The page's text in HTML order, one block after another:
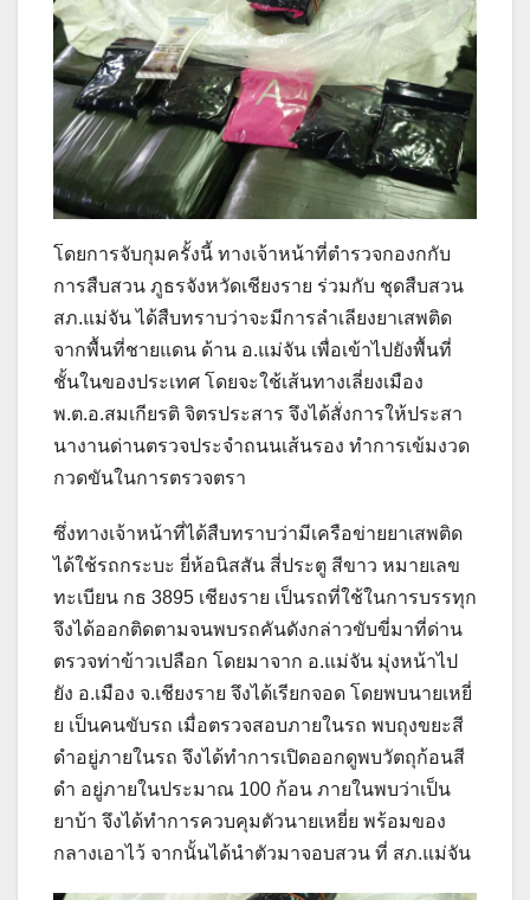
โดยการจับกุมครั้งนี้ ทางเจ้าหน้าที่ตำรวจกองกกับ
การสืบสวน ภูธรจังหวัดเชียงราย ร่วมกับ ชุดสืบสวน
สภ.แม่จัน ได้สืบทราบว่าจะมีการลำเลียงยาเสพติด
จากพื้นที่ชายแดน ด้าน อ.แม่จัน เพื่อเข้าไปยังพื้นที่
ชั้นในของประเทศ โดยจะใช้เส้นทางเลี่ยงเมือง
พ.ต.อ.สมเกียรติ จิตรประสาร จึงได้สั่งการให้ประสา
นางานด่านตรวจประจำถนนเส้นรอง ทำการเข้มงวด
กวดขันในการตรวจตรา
ซึ่งทางเจ้าหน้าที่ได้สืบทราบว่ามีเครือข่ายยาเสพติด
ได้ใช้รถกระบะ ยี่ห้อนิสสัน สี่ประตู สีขาว หมายเลข
ทะเบียน กธ 3895 เชียงราย เป็นรถที่ใช้ในการบรรทุก
จึงได้ออกติดตามจนพบรถคันดังกล่าวขับขี่มาที่ด่าน
ตรวจท่าข้าวเปลือก โดยมาจาก อ.แม่จัน มุ่งหน้าไป
ยัง อ.เมือง จ.เชียงราย จึงได้เรียกจอด โดยพบนายเหยี่
ย เป็นคนขับรถ เมื่อตรวจสอบภายในรถ พบถุงขยะสี
ดำอยู่ภายในรถ จึงได้ทำการเปิดออกดูพบวัตถุก้อนสี
ดำ อยู่ภายในประมาณ 100 ก้อน ภายในพบว่าเป็น
ยาบ้า จึงได้ทำการควบคุมตัวนายเหยี่ย พร้อมของ
กลางเอาไว้ จากนั้นได้นำตัวมาจอบสวน ที่ สภ.แม่จัน